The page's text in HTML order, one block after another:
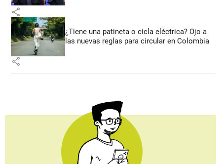
share
¿Tiene una patineta o cicla eléctrica? Ojo a
las nuevas reglas para circular en Colombia
share